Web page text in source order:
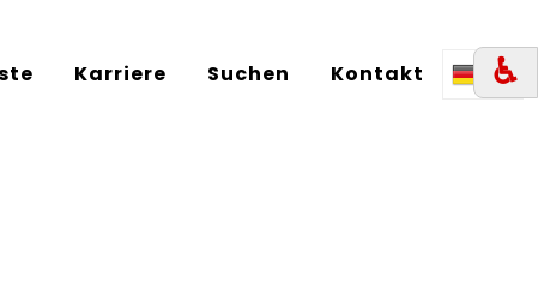
♿︎
DE
Karriere Suchen Kontakt